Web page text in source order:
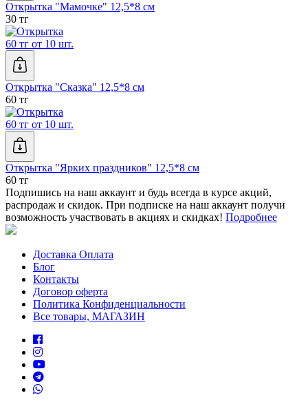
Открытка "Мамочке" 12,5*8 см
30 тг
60 тг от 10 шт.
Открытка "Сказка" 12,5*8 см
60 тг
60 тг от 10 шт.
Открытка "Ярких праздников" 12,5*8 см
60 тг
Подпишись на наш аккаунт и будь всегда в курсе акций,
распродаж и скидок. При подписке на наш аккаунт получи
возможность участвовать в акциях и скидках! Подробнее
Доставка Оплата
Блог
Контакты
Договор оферта
Политика Конфиденциальности
Все товары, МАГАЗИН